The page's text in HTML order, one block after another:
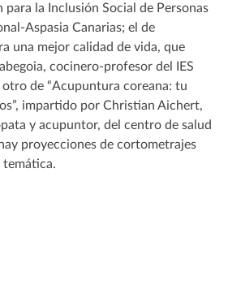
para la Inclusión Social de Personas
Aspasia Canarias; el de
una mejor calidad de vida, que
cocinero-profesor del IES
de “Acupuntura coreana: tu
impartido por Christian Aichert,
y acupuntor, del centro de salud
proyecciones de cortometrajes
temática.